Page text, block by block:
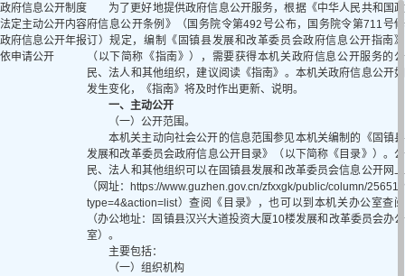
政府信息公开制度
法定主动公开内容
政府信息公开年报
依申请公开
为了更好地提供政府信息公开服务，根据《中华人民共和国政
府信息公开条例》（国务院令第492号公布，国务院令第711号修
订）规定，编制《固镇县发展和改革委员会政府信息公开指南》
（以下简称《指南》），需要获得本机关政府信息公开服务的公
民、法人和其他组织，建议阅读《指南》。本机关政府信息公开如
发生变化，《指南》将及时作出更新、说明。
一、主动公开
（一）公开范围。
本机关主动向社会公开的信息范围参见本机关编制的《固镇县
发展和改革委员会政府信息公开目录》（以下简称《目录》）。公
民、法人和其他组织可以在固镇县发展和改革委员会信息公开网上
（网址：https://www.guzhen.gov.cn/zfxxgk/public/column/25651?
type=4&action=list）查阅《目录》，也可以到本机关办公室查阅
（办公地址：固镇县汉兴大道投资大厦10楼发展和改革委员会办公
室）。
主要包括：
（一）组织机构